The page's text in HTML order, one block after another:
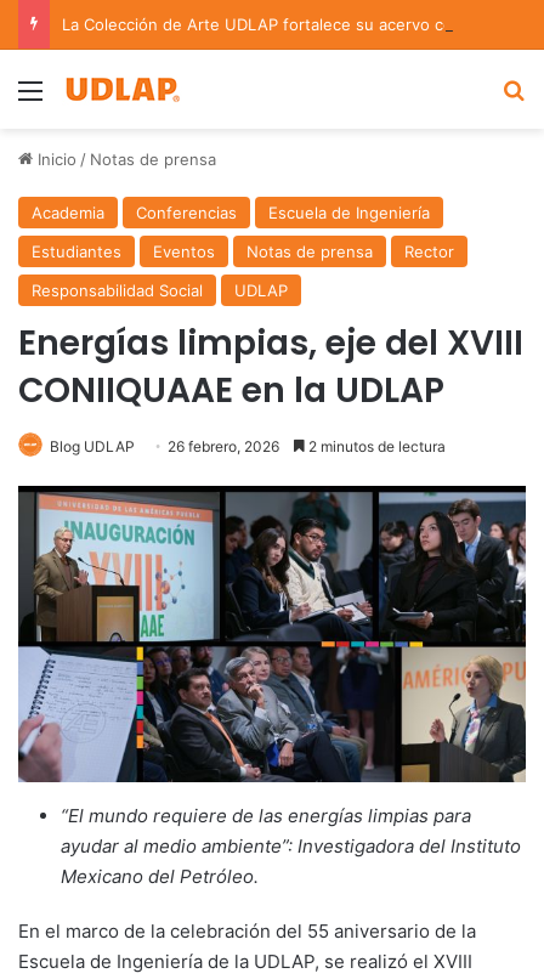
Menu
Inicio / Notas de prensa
Academia Conferencias
Escuela de Ingeniería
Estudiantes
Eventos Notas de prensa
Rector
Responsabilidad Social
UDLAP
Energías limpias, eje del XVIII
CONIIQUAAE en la UDLAP
Blog UDLAP 26 febrero, 2026 2 minutos de lectura
“El mundo requiere de las energías limpias para
ayudar al medio ambiente”: Investigadora del Instituto
Mexicano del Petróleo.
En el marco de la celebración del 55 aniversario de la
Escuela de Ingeniería de la UDLAP, se realizó el XVIII